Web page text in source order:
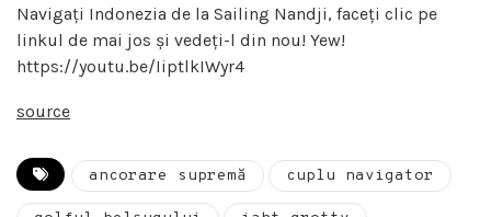
Navigați Indonezia de la Sailing Nandji, faceți clic pe
linkul de mai jos și vedeți-l din nou! Yew!
https://youtu.be/IiptlkIWyr4
source
ancorare supremă cuplu navigator